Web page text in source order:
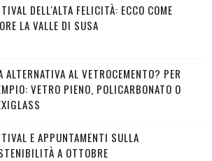
DELL'ALTA FELICITÀ: ECCO COME
LA VALLE DI SUSA
ALTERNATIVA AL VETROCEMENTO? PER
VETRO PIENO, POLICARBONATO O
E APPUNTAMENTI SULLA
A OTTOBRE